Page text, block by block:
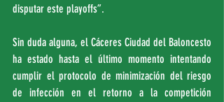
disputar este playoffs”.
Sin duda alguna, el Cáceres Ciudad del Baloncesto
ha estado hasta el último momento intentando
cumplir el protocolo de minimización del riesgo
de infección en el retorno a la competición